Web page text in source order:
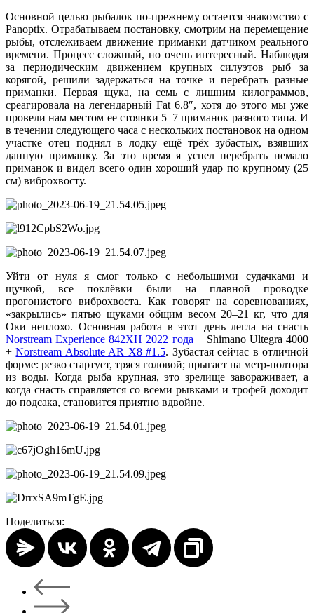
Основной целью рыбалок по-прежнему остается знакомство с
Panoptix. Отрабатываем постановку, смотрим на перемещение
рыбы, отслеживаем движение приманки датчиком реального
времени. Процесс сложный, но очень интересный. Наблюдая
за периодическим движением крупных силуэтов рыб за
корягой, решили задержаться на точке и перебрать разные
приманки. Первая щука, на семь с лишним килограммов,
среагировала на легендарный Fat 6.8″, хотя до этого мы уже
провели нам местом ее стоянки 5–7 приманок разного типа. И
в течении следующего часа с нескольких постановок на одном
участке отец поднял в лодку ещё трёх зубастых, взявших
данную приманку. За это время я успел перебрать немало
приманок и видел всего один хороший удар по крупному (25
см) виброхвосту.
Уйти от нуля я смог только с небольшими судачками и
щучкой, все поклёвки были на плавной проводке
прогонистого виброхвоста. Как говорят на соревнованиях,
«закрылись» пятью щуками общим весом 20–21 кг, что для
Оки неплохо. Основная работа в этот день легла на снасть
Norstream Experience 842XH 2022 года + Shimano Ultegra 4000
+Norstream Absolute AR X8 #1.5. Зубастая сейчас в отличной
форме: резко стартует, тряся головой; прыгает на метр-полтора
из воды. Когда рыба крупная, это зрелище завораживает, а
когда снасть справляется со всеми рывками и трофей доходит
до подсака, становится приятно вдвойне.
Поделиться: